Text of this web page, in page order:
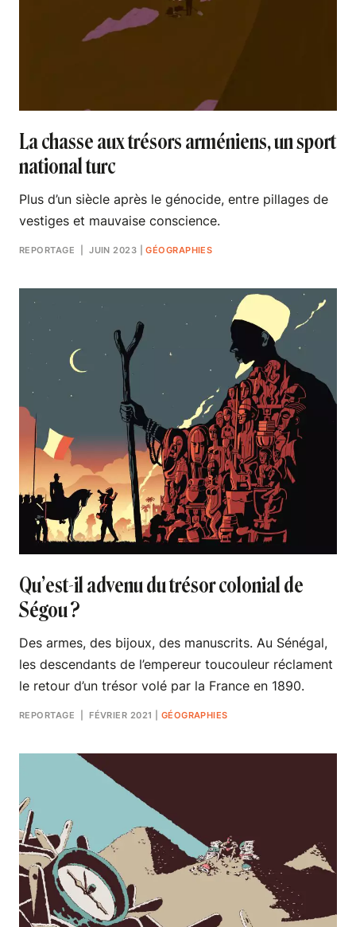
La chasse aux trésors arméniens, un sport
national turc
Plus d’un siècle après le génocide, entre pillages de
vestiges et mauvaise conscience.
REPORTAGE | JUIN 2023 |GÉOGRAPHIES
Qu’est-il advenu du trésor colonial de
Ségou ?
Des armes, des bijoux, des manuscrits. Au Sénégal,
les descendants de l’empereur toucouleur réclament
le retour d’un trésor volé par la France en 1890.
REPORTAGE | FÉVRIER 2021 GÉOGRAPHIES